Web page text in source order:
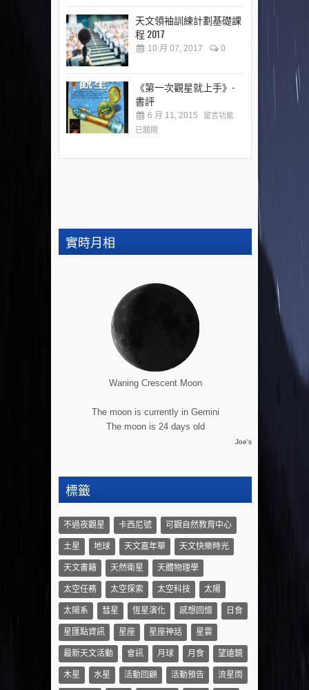
天文領袖訓練計劃基礎課
程 2017
10 月 07, 2017 0
《第一次觀星就上手》-
書評
6 月 11, 2015
留言功能
已關閉
實時月相
Waning Crescent Moon
The moon is currently in Gemini
The moon is 24 days old
Joe's
標籤
不過夜觀星 卡西尼號 可觀自然教育中心
土星 地球 天文嘉年華 天文快樂時光
天文書籍 天然衛星 天體物理學
太空任務 太空探索 太空科技 太陽
太陽系 彗星 恆星演化 感想回憶 日食
星匯點資訊 星座 星座神話 星雲
最新天文活動 會訊 月球 月食 望遠鏡
木星 水星 活動回顧 活動預告 流星雨